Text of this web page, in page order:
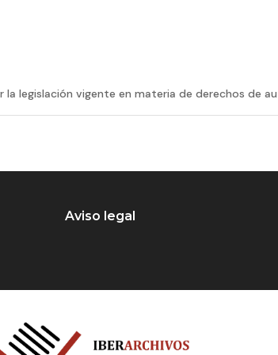
legislación vigente en materia de derechos de
Aviso legal